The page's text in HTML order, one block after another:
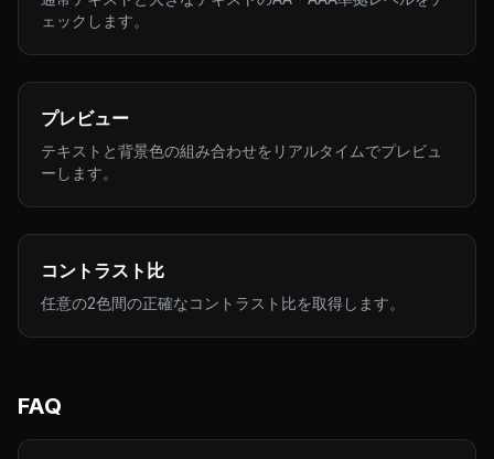
ェックします。
プレビュー
テキストと背景色の組み合わせをリアルタイムでプレビュ
ーします。
コントラスト比
任意の2色間の正確なコントラスト比を取得します。
FAQ